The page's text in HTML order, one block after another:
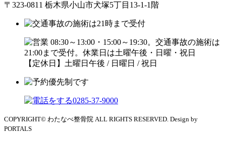
〒323-0811 栃木県小山市犬塚5丁目13-1-1階
【定休日】土曜日午後 / 日曜日 / 祝日
COPYRIGHT© わたなべ整骨院 ALL RIGHTS RESERVED. Design by
PORTALS